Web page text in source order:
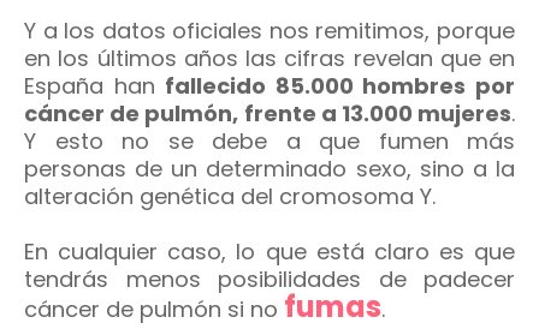
Y a los datos oficiales nos remitimos, porque
en los últimos años las cifras revelan que en
España han fallecido 85.000 hombres por
cáncer de pulmón, frente a 13.000 mujeres.
Y esto no se debe a que fumen más
personas de un determinado sexo, sino a la
alteración genética del cromosoma Y.
En cualquier caso, lo que está claro es que
tendrás menos posibilidades de padecer
cáncer de pulmón si no fumas.